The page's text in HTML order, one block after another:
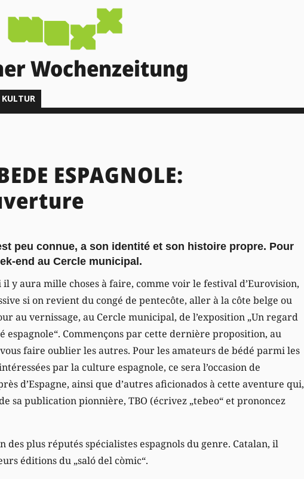
Wochenzeitung
KULTUR
ESPAGNOLE:
peu connue, a son identité et son histoire propre. Pour
end au Cercle municipal.
il y aura mille choses à faire, comme voir le festival d’Eurovision,
si on revient du congé de pentecôte, aller à la côte belge ou
au vernissage, au Cercle municipal, de l’exposition „Un regard
espagnole“. Commençons par cette dernière proposition, au
faire oublier les autres. Pour les amateurs de bédé parmi les
par la culture espagnole, ce sera l’occasion de
d’Espagne, ainsi que d’autres aficionados à cette aventure qui,
sa publication pionnière, TBO (écrivez „tebeo“ et prononcez
des plus réputés spécialistes espagnols du genre. Catalan, il
éditions du „saló del còmic“.